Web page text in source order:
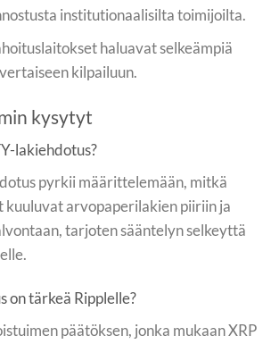
institutionaalisilta toimijoilta.
haluavat selkeämpiä
kilpailuun.
kysytyt
lakiehdotus?
pyrkii määrittelemään, mitkä
arvopaperilakien piiriin ja
tarjoten sääntelyn selkeyttä
on tärkeä Ripplelle?
päätöksen, jonka mukaan XRP